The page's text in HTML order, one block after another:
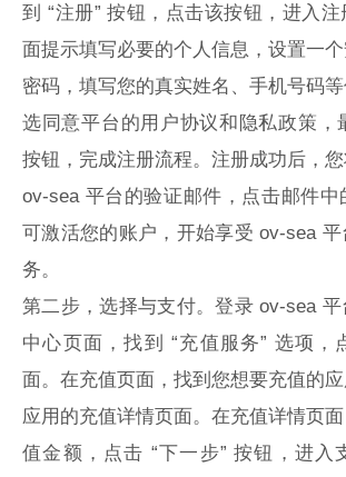
到 “注册” 按钮，点击该按钮，进入
面提示填写必要的个人信息，设置一
密码，填写您的真实姓名、手机号码
选同意平台的用户协议和隐私政策，
按钮，完成注册流程。注册成功后，
ov-sea 平台的验证邮件，点击邮件中
可激活您的账户，开始享受 ov-sea
务。
第二步，选择与支付。登录 ov-sea 平
中心页面，找到 “充值服务” 选项，
面。在充值页面，找到您想要充值的
应用的充值详情页面。在充值详情页
值金额，点击 “下一步” 按钮，进入